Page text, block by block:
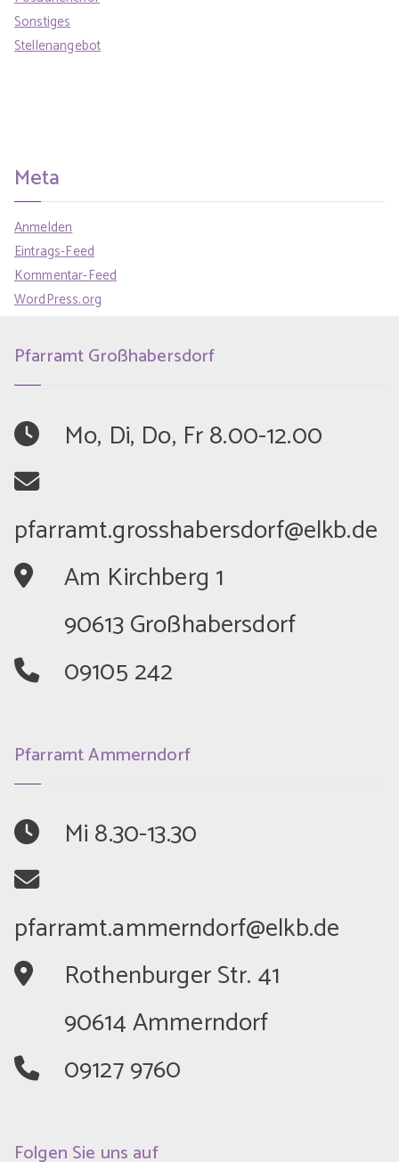
Sonstiges
Stellenangebot
Meta
Anmelden
Eintrags-Feed
Kommentar-Feed
WordPress.org
Pfarramt Großhabersdorf
	Mo, Di, Do, Fr 8.00-12.00
	Am Kirchberg 1
	90613 Großhabersdorf
	09105 242
Pfarramt Ammerndorf
	Mi 8.30-13.30
	Rothenburger Str. 41
	90614 Ammerndorf
	09127 9760
Folgen Sie uns auf